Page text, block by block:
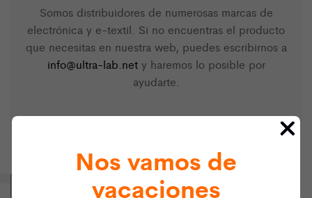
Somos distribuidores de numerosas marcas de
electrónica y e-textil. Si no encuentras el producto
que necesitas en nuestra web, puedes escribirnos a
info@ultra-lab.nety haremos lo posible por
ayudarte.
Filtrar productos
Nos vamos de
vacaciones